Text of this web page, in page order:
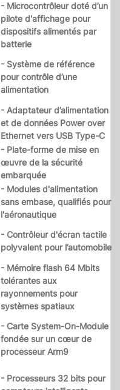
- Microcontrôleur doté d’un
pilote d'affichage pour
dispositifs alimentés par
batterie
- Système de référence
pour contrôle d’une
alimentation
- Adaptateur d’alimentation
et de données Power over
Ethernet vers USB Type-C
- Plate-forme de mise en
œuvre de la sécurité
embarquée
- Modules d'alimentation
sans embase, qualifiés pour
l'aéronautique
- Contrôleur d'écran tactile
polyvalent pour l’automobile
- Mémoire flash 64 Mbits
tolérantes aux
rayonnements pour
systèmes spatiaux
- Carte System-On-Module
fondée sur un cœur de
processeur Arm9
- Processeurs 32 bits pour